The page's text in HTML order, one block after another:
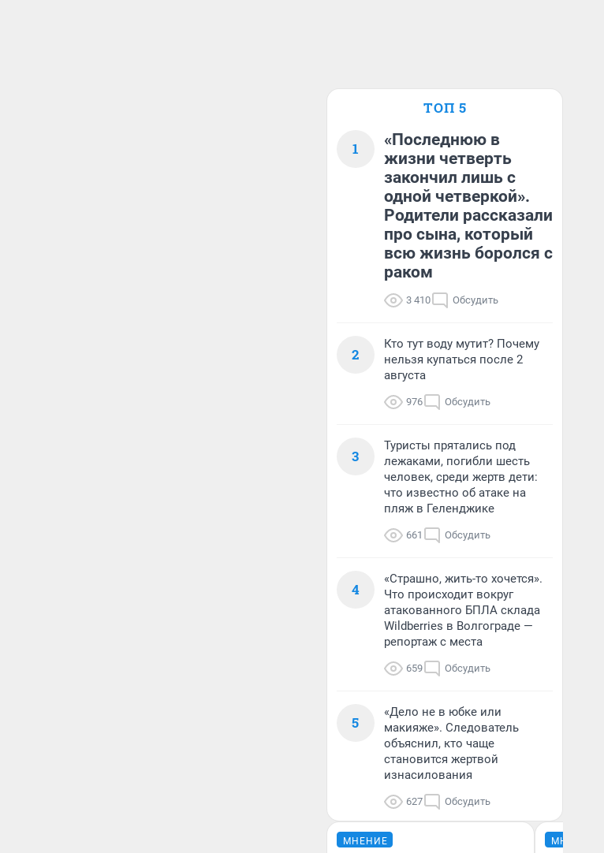
ТОП 5
1
«Последнюю в
жизни четверть
закончил лишь с
одной четверкой».
Родители рассказали
про сына, который
всю жизнь боролся с
раком
3 410 Обсудить
2
Кто тут воду мутит? Почему
нельзя купаться после 2
августа
976 Обсудить
3
Туристы прятались под
лежаками, погибли шесть
человек, среди жертв дети:
что известно об атаке на
пляж в Геленджике
661 Обсудить
4
«Страшно, жить-то хочется».
Что происходит вокруг
атакованного БПЛА склада
Wildberries в Волгограде —
репортаж с места
659 Обсудить
5
«Дело не в юбке или
макияже». Следователь
объяснил, кто чаще
становится жертвой
изнасилования
627 Обсудить
МНЕНИЕ МНЕНИЕ